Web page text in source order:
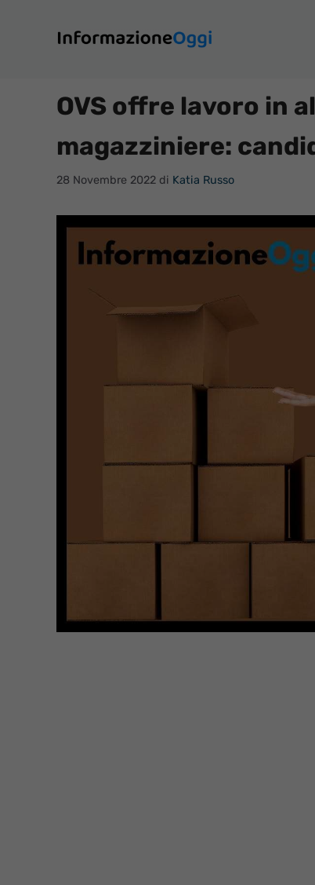
contenuto
OVS offre lavoro in
magazziniere:
28 Novembre 2022 di Katia Russo